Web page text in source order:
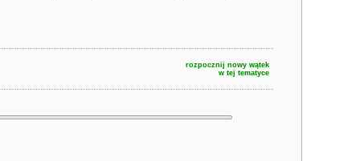
rozpocznij nowy wątek
w tej tematyce